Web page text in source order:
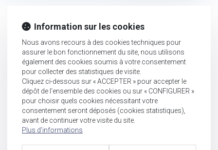
Information sur les cookies
Nous avons recours à des cookies techniques pour
assurer le bon fonctionnement du site, nous utilisons
également des cookies soumis à votre consentement
pour collecter des statistiques de visite.
Cliquez ci-dessous sur « ACCEPTER » pour accepter le
dépôt de l'ensemble des cookies ou sur « CONFIGURER »
pour choisir quels cookies nécessitant votre
consentement seront déposés (cookies statistiques),
avant de continuer votre visite du site.
Plus d'informations